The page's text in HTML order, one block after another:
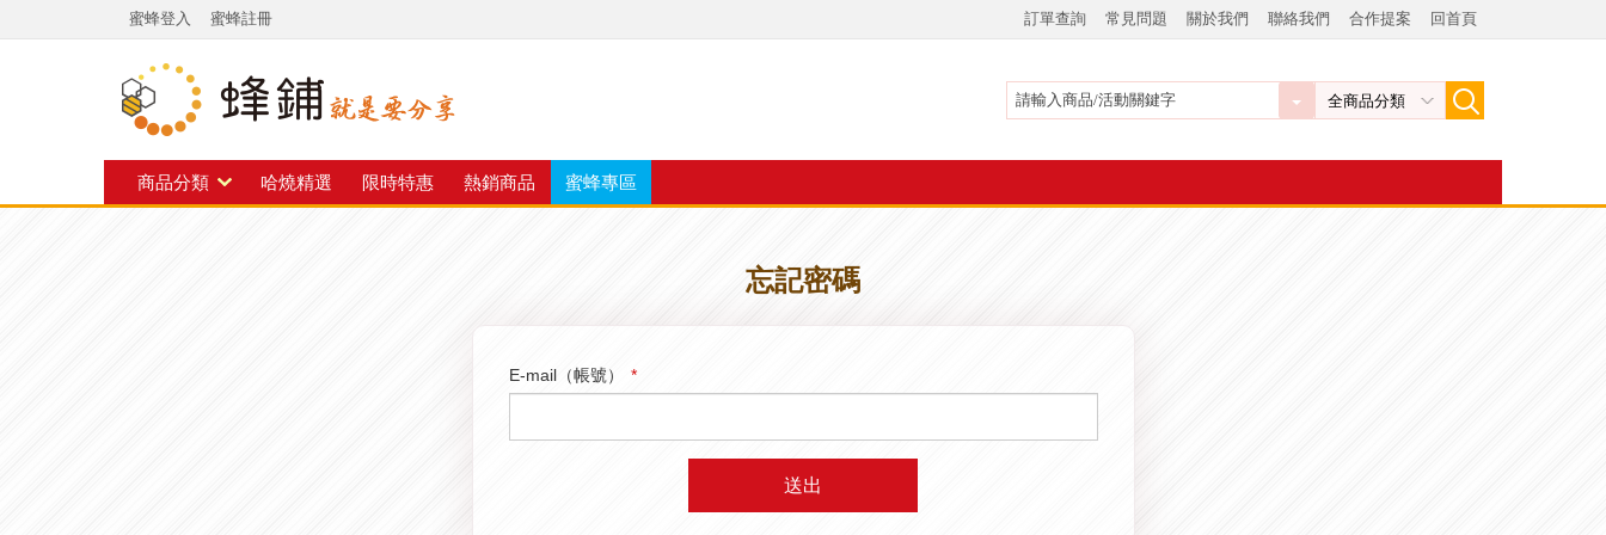
蜜蜂登入 蜜蜂註冊 訂單查詢 常見問題 關於我們 聯絡我們 合作提案 回首頁
商品分類 哈燒精選 限時特惠 熱銷商品 蜜蜂專區
忘記密碼
E-mail（帳號）